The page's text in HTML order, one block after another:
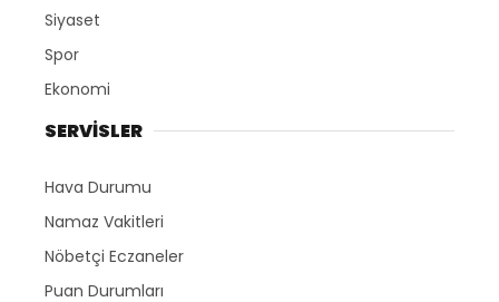
Siyaset
Spor
Ekonomi
SERVİSLER
Hava Durumu
Namaz Vakitleri
Nöbetçi Eczaneler
Puan Durumları